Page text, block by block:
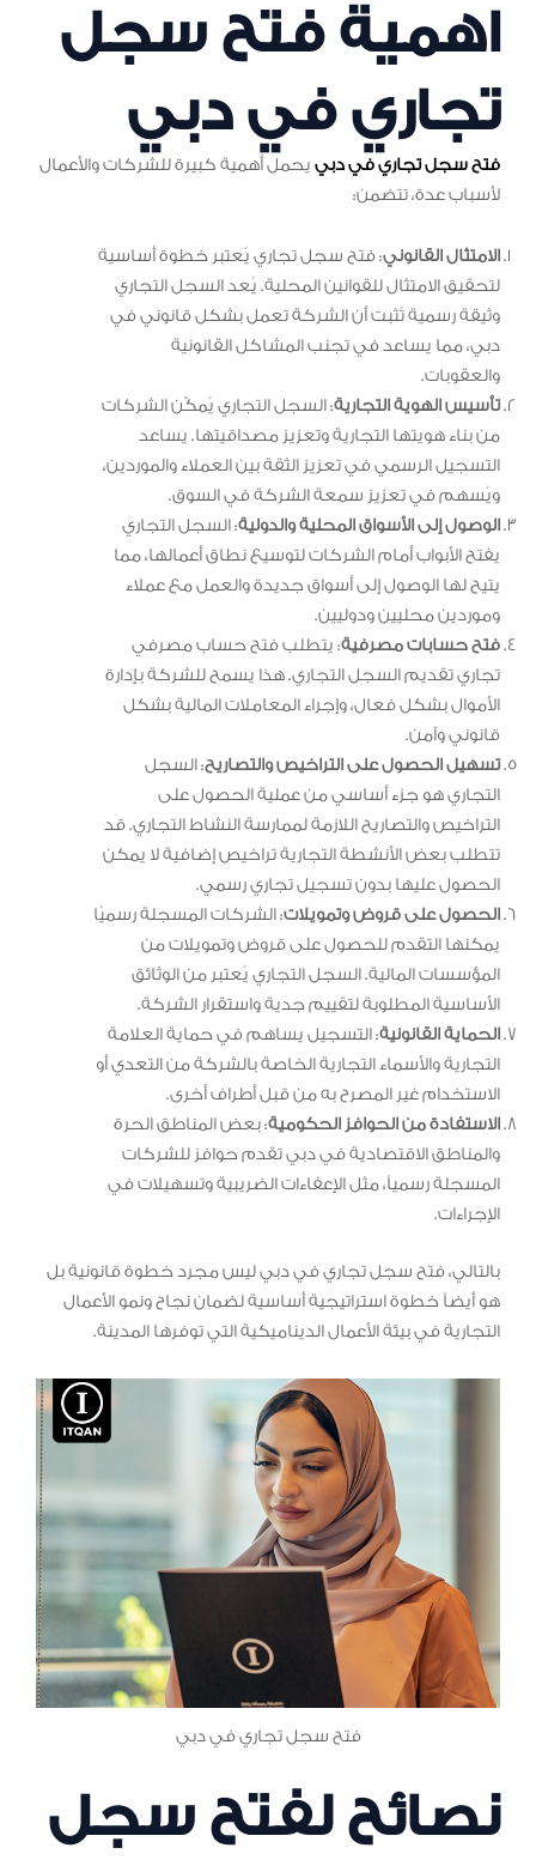
اهمية فتح سجل
تجاري في دبي
فتح سجل تجاري في دبي يحمل أهمية كبيرة للشركات والأعمال
لأسباب عدة، تتضمن:
الامتثال القانوني: فتح سجل تجاري يُعتبر خطوة أساسية
لتحقيق الامتثال للقوانين المحلية. يُعد السجل التجاري
وثيقة رسمية تُثبت أن الشركة تعمل بشكل قانوني في
دبي، مما يساعد في تجنب المشاكل القانونية
والعقوبات.
تأسيس الهوية التجارية: السجل التجاري يُمكّن الشركات
من بناء هويتها التجارية وتعزيز مصداقيتها. يساعد
التسجيل الرسمي في تعزيز الثقة بين العملاء والموردين،
ويُسهم في تعزيز سمعة الشركة في السوق.
الوصول إلى الأسواق المحلية والدولية: السجل التجاري
يفتح الأبواب أمام الشركات لتوسيع نطاق أعمالها، مما
يتيح لها الوصول إلى أسواق جديدة والعمل مع عملاء
وموردين محليين ودوليين.
فتح حسابات مصرفية: يتطلب فتح حساب مصرفي
تجاري تقديم السجل التجاري. هذا يسمح للشركة بإدارة
الأموال بشكل فعال، وإجراء المعاملات المالية بشكل
قانوني وآمن.
تسهيل الحصول على التراخيص والتصاريح: السجل
التجاري هو جزء أساسي من عملية الحصول على
التراخيص والتصاريح اللازمة لممارسة النشاط التجاري. قد
تتطلب بعض الأنشطة التجارية تراخيص إضافية لا يمكن
الحصول عليها بدون تسجيل تجاري رسمي.
الحصول على قروض وتمويلات: الشركات المسجلة رسميًا
يمكنها التقدم للحصول على قروض وتمويلات من
المؤسسات المالية. السجل التجاري يُعتبر من الوثائق
الأساسية المطلوبة لتقييم جدية واستقرار الشركة.
الحماية القانونية: التسجيل يساهم في حماية العلامة
التجارية والأسماء التجارية الخاصة بالشركة من التعدي أو
الاستخدام غير المصرح به من قبل أطراف أخرى.
الاستفادة من الحوافز الحكومية: بعض المناطق الحرة
والمناطق الاقتصادية في دبي تقدم حوافز للشركات
المسجلة رسمياً، مثل الإعفاءات الضريبية وتسهيلات في
الإجراءات.
بالتالي، فتح سجل تجاري في دبي ليس مجرد خطوة قانونية بل
هو أيضاً خطوة استراتيجية أساسية لضمان نجاح ونمو الأعمال
التجارية في بيئة الأعمال الديناميكية التي توفرها المدينة.
فتح سجل تجاري في دبي
نصائح لفتح سجل